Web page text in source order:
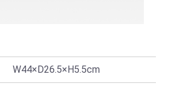
W44×D26.5×H5.5cm